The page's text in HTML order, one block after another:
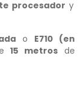
procesador y
o E710 (en
15 metros de